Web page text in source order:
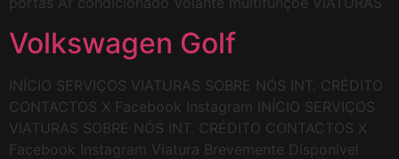
Volkswagen Golf
INÍCIO SERVIÇOS VIATURAS SOBRE NÓS INT. CRÉDITO
CONTACTOS X Facebook Instagram INÍCIO SERVIÇOS
VIATURAS SOBRE NÓS INT. CRÉDITO CONTACTOS X
Facebook Instagram Viatura Brevemente Disponível